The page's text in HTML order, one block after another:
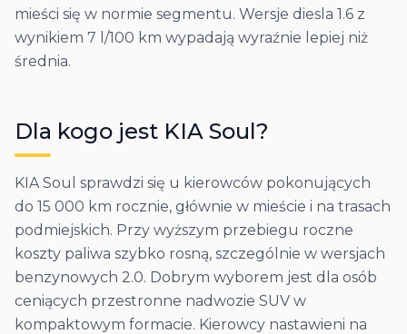
mieści się w normie segmentu. Wersje diesla 1.6 z
wynikiem 7 l/100 km wypadają wyraźnie lepiej niż
średnia.
Dla kogo jest KIA Soul?
KIA Soul sprawdzi się u kierowców pokonujących
do 15 000 km rocznie, głównie w mieście i na trasach
podmiejskich. Przy wyższym przebiegu roczne
koszty paliwa szybko rosną, szczególnie w wersjach
benzynowych 2.0. Dobrym wyborem jest dla osób
ceniących przestronne nadwozie SUV w
kompaktowym formacie. Kierowcy nastawieni na